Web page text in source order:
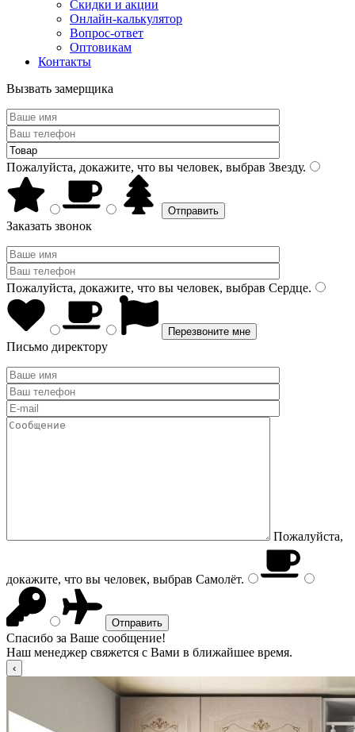
Скидки и акции
Онлайн-калькулятор
Вопрос-ответ
Оптовикам
Контакты
Вызвать замерщика
Пожалуйста, докажите, что вы человек, выбрав Звезду.
Заказать звонок
Пожалуйста, докажите, что вы человек, выбрав Сердце.
Письмо директору
Пожалуйста,
докажите, что вы человек, выбрав Самолёт.
Спасибо за Ваше сообщение!
Наш менеджер свяжется с Вами в ближайшее время.